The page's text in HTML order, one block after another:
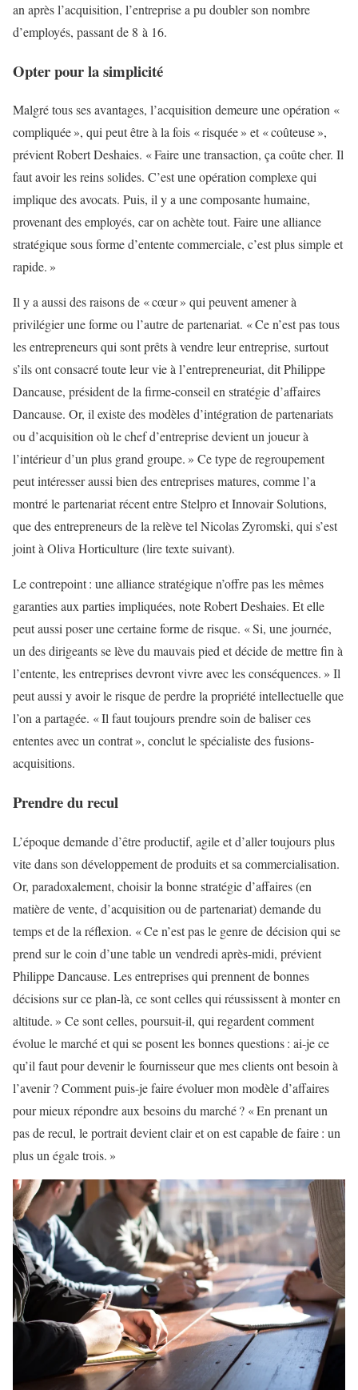
an après l’acquisition, l’entreprise a pu doubler son nombre
d’employés, passant de 8 à 16.
Opter pour la simplicité
Malgré tous ses avantages, l’acquisition demeure une opération «
compliquée », qui peut être à la fois « risquée » et « coûteuse »,
prévient Robert Deshaies. « Faire une transaction, ça coûte cher. Il
faut avoir les reins solides. C’est une opération complexe qui
implique des avocats. Puis, il y a une composante humaine,
provenant des employés, car on achète tout. Faire une alliance
stratégique sous forme d’entente commerciale, c’est plus simple et
rapide. »
Il y a aussi des raisons de « cœur » qui peuvent amener à
privilégier une forme ou l’autre de partenariat. « Ce n’est pas tous
les entrepreneurs qui sont prêts à vendre leur entreprise, surtout
s’ils ont consacré toute leur vie à l’entrepreneuriat, dit Philippe
Dancause, président de la firme-conseil en stratégie d’affaires
Dancause. Or, il existe des modèles d’intégration de partenariats
ou d’acquisition où le chef d’entreprise devient un joueur à
l’intérieur d’un plus grand groupe. » Ce type de regroupement
peut intéresser aussi bien des entreprises matures, comme l’a
montré le partenariat récent entre Stelpro et Innovair Solutions,
que des entrepreneurs de la relève tel Nicolas Zyromski, qui s’est
joint à Oliva Horticulture (lire texte suivant).
Le contrepoint : une alliance stratégique n’offre pas les mêmes
garanties aux parties impliquées, note Robert Deshaies. Et elle
peut aussi poser une certaine forme de risque. « Si, une journée,
un des dirigeants se lève du mauvais pied et décide de mettre fin à
l’entente, les entreprises devront vivre avec les conséquences. » Il
peut aussi y avoir le risque de perdre la propriété intellectuelle que
l’on a partagée. « Il faut toujours prendre soin de baliser ces
ententes avec un contrat », conclut le spécialiste des fusions-
acquisitions.
Prendre du recul
L’époque demande d’être productif, agile et d’aller toujours plus
vite dans son développement de produits et sa commercialisation.
Or, paradoxalement, choisir la bonne stratégie d’affaires (en
matière de vente, d’acquisition ou de partenariat) demande du
temps et de la réflexion. « Ce n’est pas le genre de décision qui se
prend sur le coin d’une table un vendredi après-midi, prévient
Philippe Dancause. Les entreprises qui prennent de bonnes
décisions sur ce plan-là, ce sont celles qui réussissent à monter en
altitude. » Ce sont celles, poursuit-il, qui regardent comment
évolue le marché et qui se posent les bonnes questions : ai-je ce
qu’il faut pour devenir le fournisseur que mes clients ont besoin à
l’avenir ? Comment puis-je faire évoluer mon modèle d’affaires
pour mieux répondre aux besoins du marché ? « En prenant un
pas de recul, le portrait devient clair et on est capable de faire : un
plus un égale trois. »